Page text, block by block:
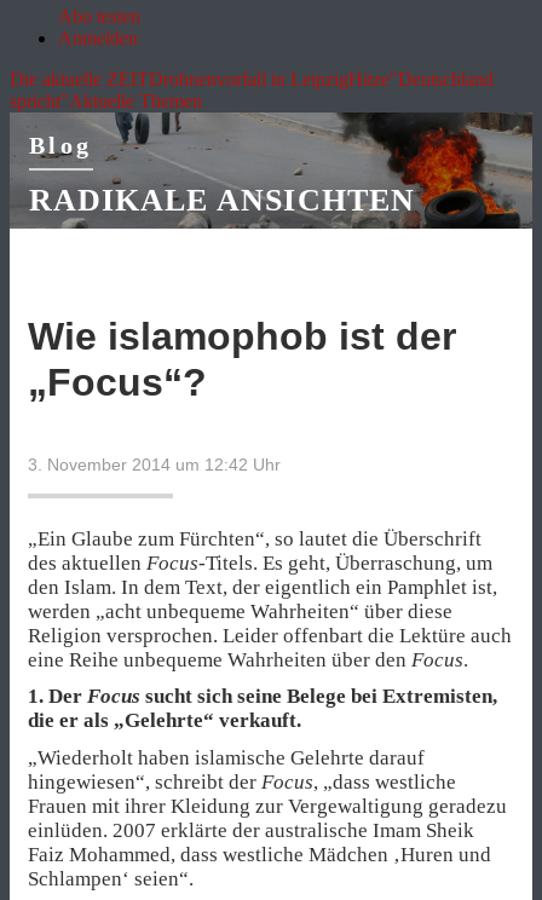
Abo testen
Anmelden
Die aktuelle ZEITDrohnenvorfall in LeipzigHitze"Deutschland
spricht"Aktuelle Themen
Blog
RADIKALE ANSICHTEN
Wie islamophob ist der
„Focus“?
3. November 2014 um 12:42 Uhr
„Ein Glaube zum Fürchten“, so lautet die Überschrift
des aktuellen Focus-Titels. Es geht, Überraschung, um
den Islam. In dem Text, der eigentlich ein Pamphlet ist,
werden „acht unbequeme Wahrheiten“ über diese
Religion versprochen. Leider offenbart die Lektüre auch
eine Reihe unbequeme Wahrheiten über den Focus.
1. Der Focus sucht sich seine Belege bei Extremisten,
die er als „Gelehrte“ verkauft.
„Wiederholt haben islamische Gelehrte darauf
hingewiesen“, schreibt der Focus, „dass westliche
Frauen mit ihrer Kleidung zur Vergewaltigung geradezu
einlüden. 2007 erklärte der australische Imam Sheik
Faiz Mohammed, dass westliche Mädchen ‚Huren und
Schlampen‘ seien“.